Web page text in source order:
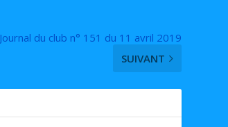
Journal du club n° 151 du 11 avril 2019
SUIVANT